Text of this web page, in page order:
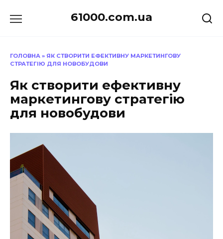
до
61000.com.ua
ГОЛОВНА » ЯК СТВОРИТИ ЕФЕКТИВНУ МАРКЕТИНГОВУ
СТРАТЕГІЮ ДЛЯ НОВОБУДОВИ
Як створити ефективну
маркетингову стратегію
для новобудови